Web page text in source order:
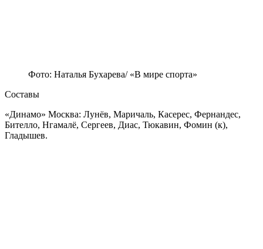
Фото: Наталья Бухарева/ «В мире спорта»
Составы
«Динамо» Москва: Лунёв, Маричаль, Касерес, Фернандес,
Бителло, Нгамалё, Сергеев, Диас, Тюкавин, Фомин (к),
Гладышев.